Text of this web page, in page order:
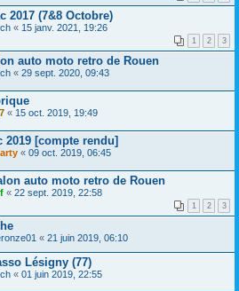
2017 (7&8 Octobre)
« 15 janv. 2021, 19:26
1 2 3
auto moto retro de Rouen
« 29 sept. 2020, 09:43
« 15 oct. 2019, 19:49
2019 [compte rendu]
« 09 oct. 2019, 06:45
auto moto retro de Rouen
« 22 sept. 2019, 22:58
1 2 3
« 21 juin 2019, 06:10
Lésigny (77)
« 01 juin 2019, 22:55